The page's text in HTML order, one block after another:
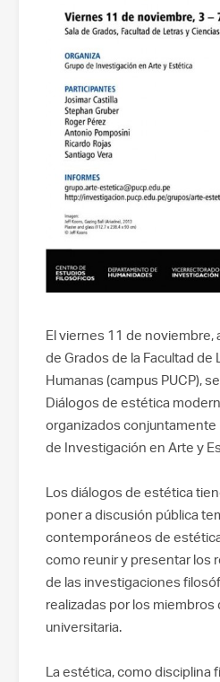
El viernes 11 de noviembre,
de Grados de la Facultad de
Humanas (campus PUCP),
Diálogos de estética
organizados conjuntamente
de Investigación en Arte y
Los diálogos de estética
poner a discusión pública
contemporáneos de
como reunir y presentar los
de las investigaciones
realizadas por los miembros
universitaria.
La estética, como disciplina